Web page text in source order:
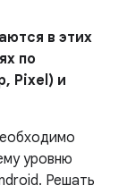
в этих
по
Pixel) и
уровню
Решать